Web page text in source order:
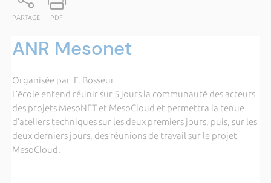
PARTAGE PDF
ANR Mesonet
Organisée par F. Bosseur
L’école entend réunir sur 5 jours la communauté des acteurs
des projets MesoNET et MesoCloud et permettra la tenue
d’ateliers techniques sur les deux premiers jours, puis, sur les
deux derniers jours, des réunions de travail sur le projet
MesoCloud.